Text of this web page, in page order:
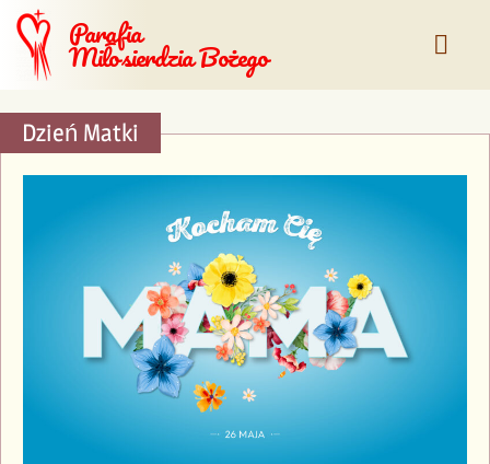
Parafia
Miłosierdzia Bożego
Dzień Matki